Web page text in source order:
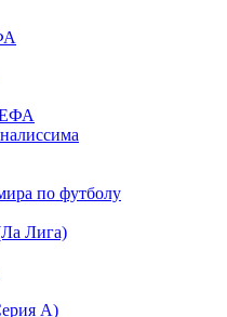
по футболу
Лига)
А)